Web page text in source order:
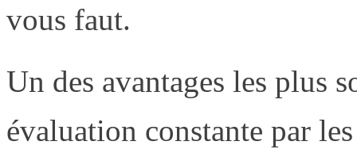
vous faut.
Un des avantages les plus
évaluation constante par